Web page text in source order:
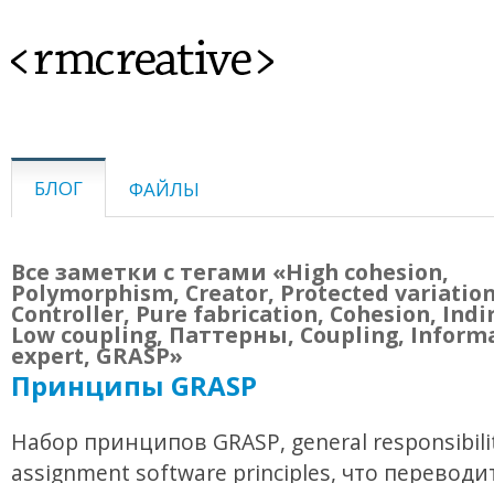
<rmcreative>
БЛОГ ФАЙЛЫ
Все заметки с тегами «High cohesion,
Polymorphism, Creator, Protected
Controller, Pure fabrication, Cohesion,
Low coupling, Паттерны, Coupling,
expert, GRASP»
Принципы GRASP
Набор принципов GRASP, general
assignment software principles, что